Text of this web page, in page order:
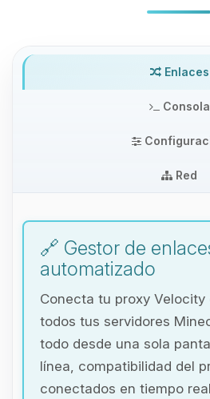
Enlaces
Consola
Red
🔗 Gestor de
automatizado
Conecta tu proxy Velocity
todos tus servidores
todo desde una sola
línea, compatibilidad del
conectados en tiempo
Yupi, por fin alguien